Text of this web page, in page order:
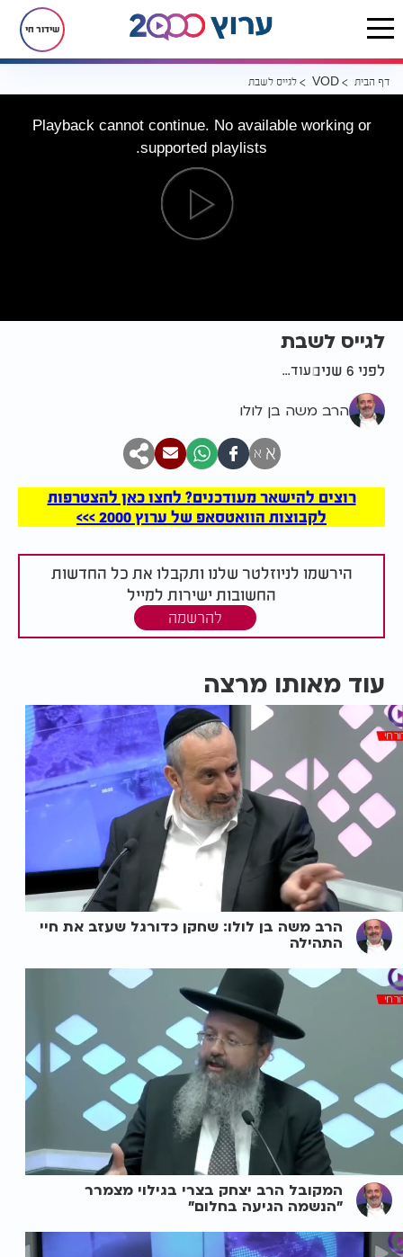
שידור חי
דף הבית VOD לגייס לשבת
Playback cannot continue. No available working or
supported playlists.
לגייס לשבת
לפני 6 שנים עוד...
הרב משה בן לולו
א א
רוצים להישאר מעודכנים? לחצו כאן להצטרפות
לקבוצות הוואטסאפ של ערוץ 2000 >>>
הירשמו לניוזלטר שלנו ותקבלו את כל החדשות
החשובות ישירות למייל
להרשמה
עוד מאותו מרצה
הרב משה בן לולו: שחקן כדורגל שעזב את חיי
התהילה
המקובל הרב יצחק בצרי בגילוי מצמרר
"הנשמה הגיעה בחלום"